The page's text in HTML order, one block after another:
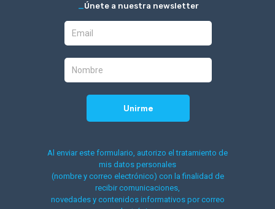
Únete a nuestra newsletter
Al enviar este formulario, autorizo el tratamiento de
mis datos personales
(nombre y correo electrónico) con la finalidad de
recibir comunicaciones,
novedades y contenidos informativos por correo